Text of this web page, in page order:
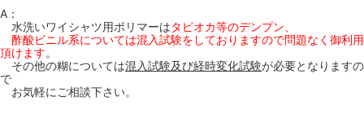
A：
水洗いワイシャツ用ポリマーはタピオカ等のデンプン、
酢酸ビニル系については混入試験をしておりますので問題なく御利用
頂けます。
その他の糊については混入試験及び経時変化試験が必要となりますの
で
お気軽にご相談下さい。